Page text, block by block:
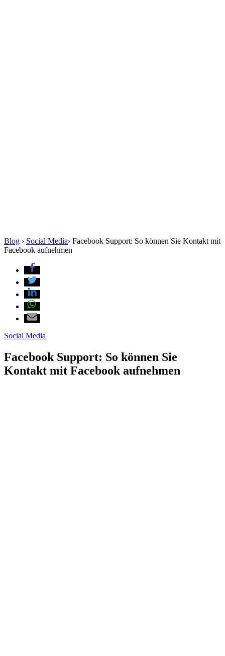
Blog › Social Media› Facebook Support: So können Sie Kontakt mit
Facebook aufnehmen
Social Media
Facebook Support: So können Sie
Kontakt mit Facebook aufnehmen